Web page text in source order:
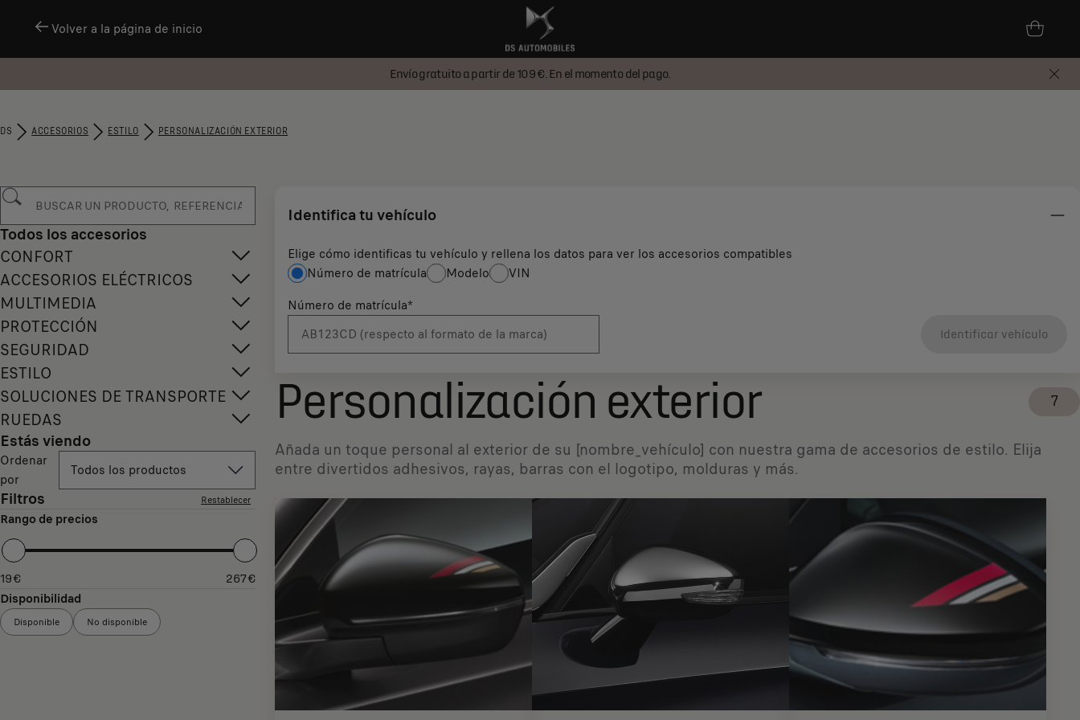
Volver a la página de inicio
Envío gratuito a partir de 109 €. En el momento del pago.
DS ACCESORIOS ESTILO PERSONALIZACIÓN EXTERIOR
Todos los accesorios
CONFORT
ACCESORIOS ELÉCTRICOS
MULTIMEDIA
PROTECCIÓN
SEGURIDAD
ESTILO
SOLUCIONES DE TRANSPORTE
RUEDAS
Estás viendo
Ordenar
por
Todos los productos
Filtros Restablecer
Rango de precios
19€ 267€
Disponibilidad
Disponible No disponible
Identifica tu vehículo
Elige cómo identificas tu vehículo y rellena los datos para ver los accesorios compatibles
Número de matrícula
Modelo
VIN
Número de matrícula*
Identificar vehículo
Personalización exterior 7
Añada un toque personal al exterior de su [nombre_vehículo] con nuestra gama de accesorios de estilo. Elija
entre divertidos adhesivos, rayas, barras con el logotipo, molduras y más.